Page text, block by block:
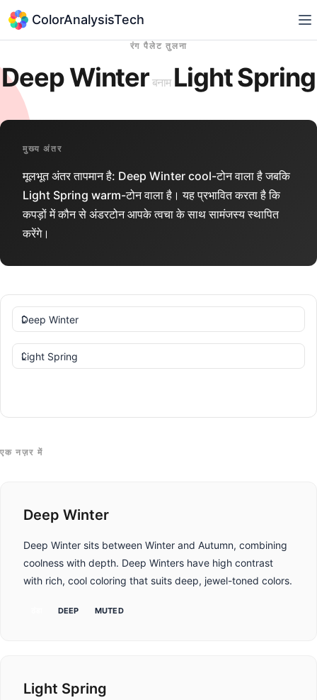
ColorAnalysisTech
रंग पैलेट तुलना
Deep Winter बनाम Light Spring
मुख्य अंतर
मूलभूत अंतर तापमान है: Deep Winter cool-टोन वाला है जबकि
Light Spring warm-टोन वाला है। यह प्रभावित करता है कि
कपड़ों में कौन से अंडरटोन आपके त्वचा के साथ सामंजस्य स्थापित
करेंगे।
एक नज़र में
Deep Winter
Deep Winter sits between Winter and Autumn, combining
coolness with depth. Deep Winters have high contrast
with rich, cool coloring that suits deep, jewel-toned colors.
DEEP MUTED
Light Spring